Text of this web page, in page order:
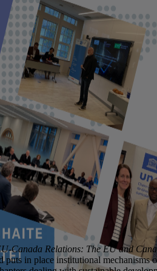
Canada Relations: The EU and
in place institutional